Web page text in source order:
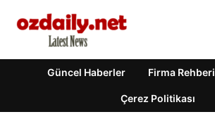
Güncel Haberler Firma Rehberi
Çerez Politikası